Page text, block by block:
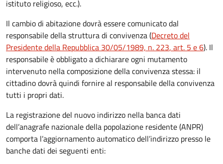
istituto religioso, ecc.).
Il cambio di abitazione dovrà essere comunicato dal
responsabile della struttura di convivenza (Decreto del
Presidente della Repubblica 30/05/1989, n. 223, art. 5 e 6). Il
responsabile è obbligato a dichiarare ogni mutamento
intervenuto nella composizione della convivenza stessa: il
cittadino dovrà quindi fornire al responsabile della convivenza
tutti i propri dati.
La registrazione del nuovo indirizzo nella banca dati
dell’anagrafe nazionale della popolazione residente (ANPR)
comporta l’aggiornamento automatico dell’indirizzo presso le
banche dati dei seguenti enti: